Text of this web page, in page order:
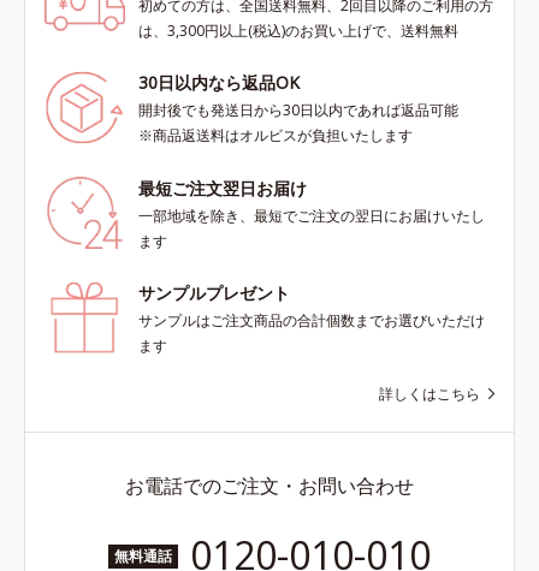
初めての方は、全国送料無料、2回目以降のご利用の方
は、3,300円以上(税込)のお買い上げで、送料無料
30日以内なら返品OK
開封後でも発送日から30日以内であれば返品可能
※商品返送料はオルビスが負担いたします
最短ご注文翌日お届け
一部地域を除き、最短でご注文の翌日にお届けいたし
ます
サンプルプレゼント
サンプルはご注文商品の合計個数までお選びいただけ
ます
詳しくはこちら
お電話でのご注文・お問い合わせ
無料通話 0120-010-010